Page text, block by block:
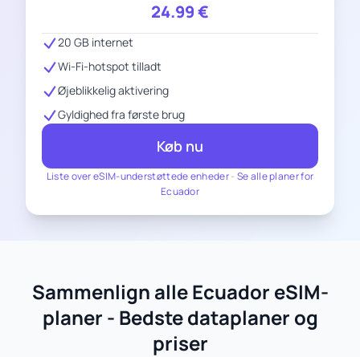
24.99€
Liste over eSIM-understøttede enheder- Se alle planer for
Ecuador
20 GB internet
Wi-Fi-hotspot tilladt
Øjeblikkelig aktivering
Gyldighed fra første brug
Køb nu
Sammenlign alle Ecuador eSIM-
planer - Bedste dataplaner og
priser